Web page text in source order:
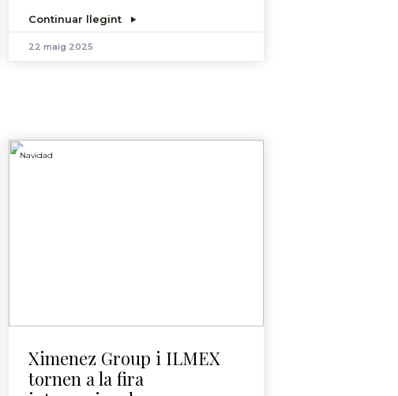
Continuar llegint
22 maig 2025
Navidad
Ximenez Group i ILMEX
tornen a la fira